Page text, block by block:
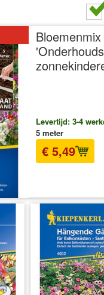
Bloemenmix
Levertijd: 3-4
5 meter
€ 5,49